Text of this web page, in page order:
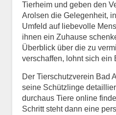
Tierheim und geben den
Arolsen die Gelegenheit,
Umfeld auf liebevolle
ihnen ein Zuhause
Überblick über die zu
verschaffen, lohnt sich ein
Der Tierschutzverein Bad
seine Schützlinge
durchaus Tiere online
Schritt steht dann eine